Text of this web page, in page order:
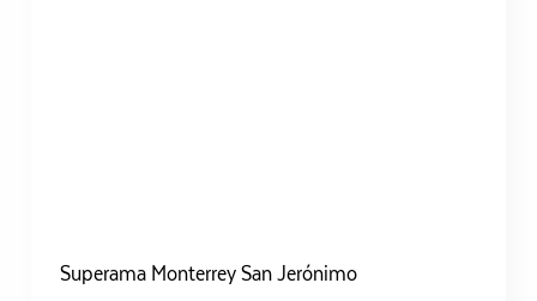
Superama Monterrey San Jerónimo